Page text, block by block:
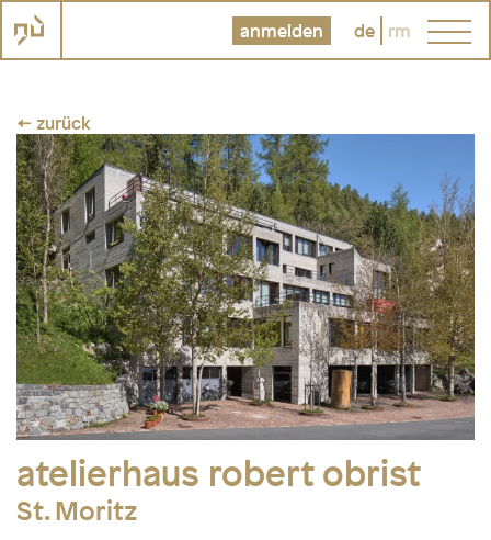
anmelden de rm
← zurück
atelierhaus robert obrist
St. Moritz